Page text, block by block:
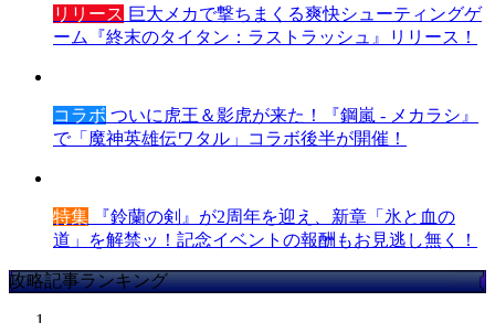
リリース 巨大メカで撃ちまくる爽快シューティングゲ
ーム『終末のタイタン：ラストラッシュ』リリース！
コラボ ついに虎王＆影虎が来た！『鋼嵐 - メカラシ』
で「魔神英雄伝ワタル」コラボ後半が開催！
特集 『鈴蘭の剣』が2周年を迎え、新章「氷と血の
道」を解禁ッ！記念イベントの報酬もお見逃し無く！
攻略記事ランキング